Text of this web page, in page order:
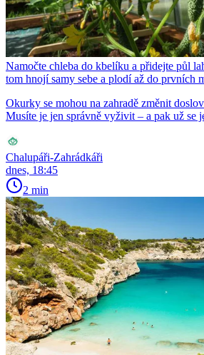
Namočte chleba do kbelíku a přidejte půl
tom hnojí samy sebe a plodí až do prvních
Okurky se mohou na zahradě změnit
Musíte je jen správně vyživit – a pak už se
Chalupáři-Zahrádkáři
dnes, 18:45
2 min